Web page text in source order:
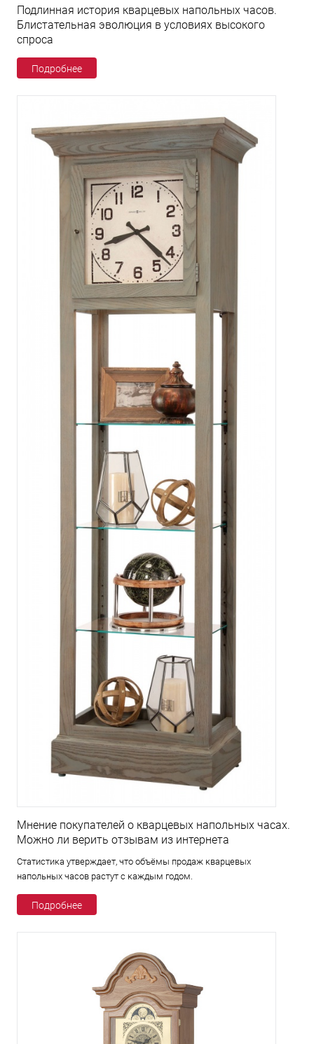
Подлинная история кварцевых напольных часов.
Блистательная эволюция в условиях высокого
спроса
Подробнее
Мнение покупателей о кварцевых напольных часах.
Можно ли верить отзывам из интернета
Статистика утверждает, что объёмы продаж кварцевых
напольных часов растут с каждым годом.
Подробнее